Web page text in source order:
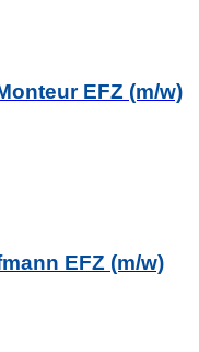
EFZ (m/w)
EFZ (m/w)